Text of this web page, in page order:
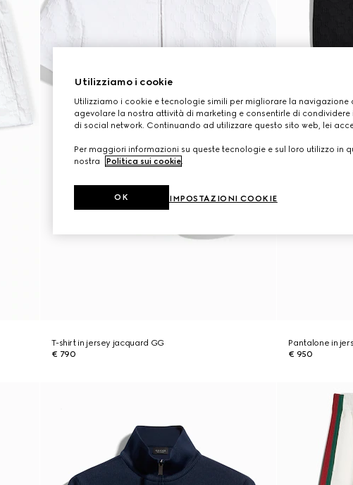
T-shirt in jersey jacquard GG
€ 790
Pantalone in
€ 950
Utilizziamo i cookie
Utilizziamo i cookie e tecnologie simili per migliorare la navigazione
agevolare la nostra attività di marketing e consentirle di
di social network. Continuando ad utilizzare questo sito web, lei
Per maggiori informazioni su queste tecnologie e sul loro utilizzo in
nostra
Politica sui cookie.
IMPOSTAZIONI COOKIE
OK